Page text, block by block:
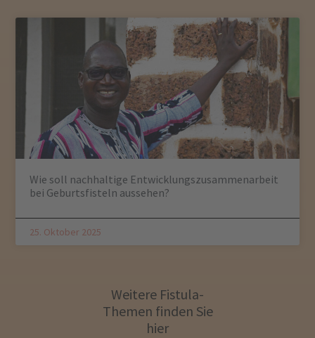
Wie soll nachhaltige Entwicklungszusammenarbeit
bei Geburtsfisteln aussehen?
25. Oktober 2025
Weitere Fistula-
Themen finden Sie
hier